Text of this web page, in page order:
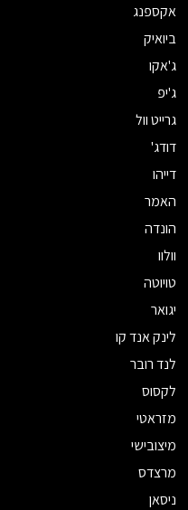
אקספנג
ביואיק
ג'אקו
ג'יפ
גרייט וול
דודג'
דייהו
האמר
הונדה
וולוו
טויוטה
יגואר
לינק אנד קו
לנד רובר
לקסוס
מזראטי
מיצובישי
מרצדס
ניסאן